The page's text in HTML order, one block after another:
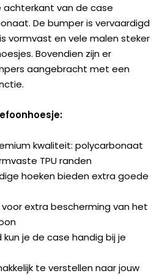
achterkant van de case
De bumper is vervaardigd
vormvast en vele malen steker
Bovendien zijn er
aangebracht met een
kwaliteit: polycarbonaat
TPU randen
hoeken bieden extra goede
extra bescherming van het
kun je de case handig bij je
te verstellen naar jouw